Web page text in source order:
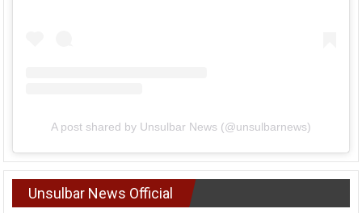
A post shared by Unsulbar News (@unsulbarnews)
Unsulbar News Official